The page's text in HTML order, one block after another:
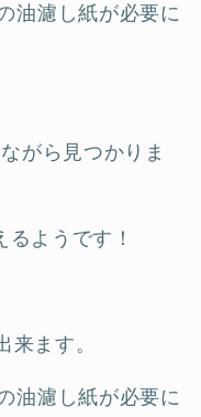
油濾し紙が必要に
がら見つかりま
ようです！
ます。
油濾し紙が必要に